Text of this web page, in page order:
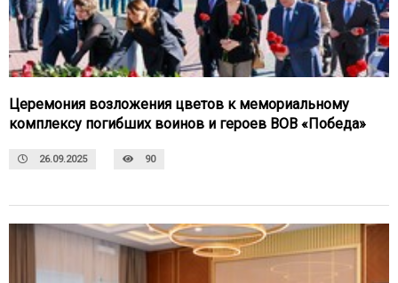
Церемония возложения цветов к мемориальному
комплексу погибших воинов и героев ВОВ «Победа»
26.09.2025 90